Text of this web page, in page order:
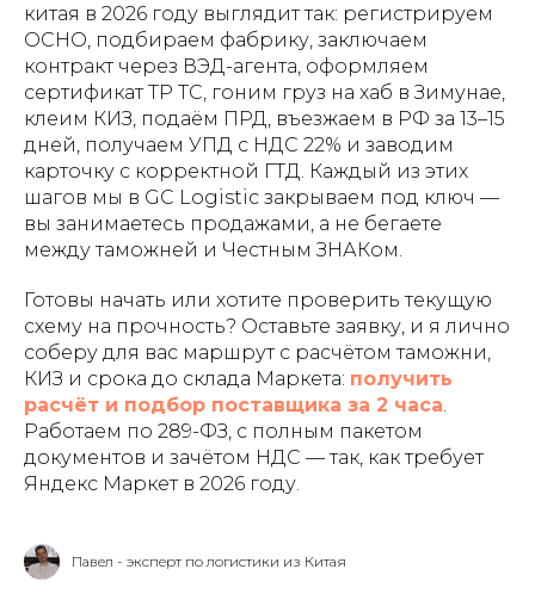
китая в 2026 году выглядит так: регистрируем
ОСНО, подбираем фабрику, заключаем
контракт через ВЭД-агента, оформляем
сертификат ТР ТС, гоним груз на хаб в Зимунае,
клеим КИЗ, подаём ПРД, въезжаем в РФ за 13–15
дней, получаем УПД с НДС 22% и заводим
карточку с корректной ГТД. Каждый из этих
шагов мы в GC Logistic закрываем под ключ —
вы занимаетесь продажами, а не бегаете
между таможней и Честным ЗНАКом.
Готовы начать или хотите проверить текущую
схему на прочность? Оставьте заявку, и я лично
соберу для вас маршрут с расчётом таможни,
КИЗ и срока до склада Маркета: получить
расчёт и подбор поставщика за 2 часа
Работаем по 289-ФЗ, с полным пакетом
документов и зачётом НДС — так, как требует
Яндекс Маркет в 2026 году.
Павел - эксперт по логистики из Китая